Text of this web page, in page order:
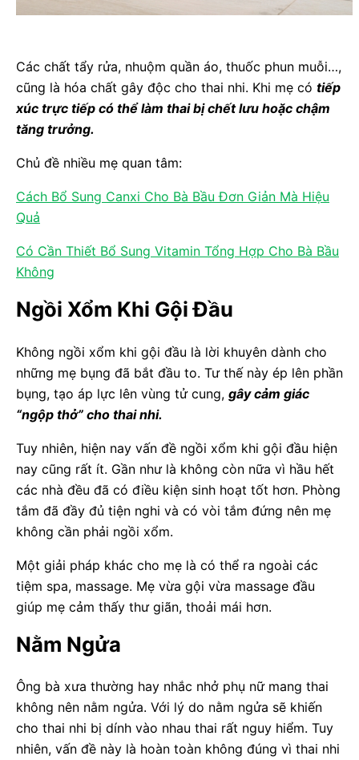
Các chất tẩy rửa, nhuộm quần áo, thuốc phun muỗi…,
cũng là hóa chất gây độc cho thai nhi. Khi mẹ có tiếp
xúc trực tiếp có thể làm thai bị chết lưu hoặc chậm
tăng trưởng.
Chủ đề nhiều mẹ quan tâm:
Cách Bổ Sung Canxi Cho Bà Bầu Đơn Giản Mà Hiệu
Quả
Có Cần Thiết Bổ Sung Vitamin Tổng Hợp Cho Bà Bầu
Không
Ngồi Xổm Khi Gội Đầu
Không ngồi xổm khi gội đầu là lời khuyên dành cho
những mẹ bụng đã bắt đầu to. Tư thế này ép lên phần
bụng, tạo áp lực lên vùng tử cung, gây cảm giác
“ngộp thở” cho thai nhi.
Tuy nhiên, hiện nay vấn đề ngồi xổm khi gội đầu hiện
nay cũng rất ít. Gần như là không còn nữa vì hầu hết
các nhà đều đã có điều kiện sinh hoạt tốt hơn. Phòng
tắm đã đầy đủ tiện nghi và có vòi tắm đứng nên mẹ
không cần phải ngồi xổm.
Một giải pháp khác cho mẹ là có thể ra ngoài các
tiệm spa, massage. Mẹ vừa gội vừa massage đầu
giúp mẹ cảm thấy thư giãn, thoải mái hơn.
Nằm Ngửa
Ông bà xưa thường hay nhắc nhở phụ nữ mang thai
không nên nằm ngửa. Với lý do nằm ngửa sẽ khiến
cho thai nhi bị dính vào nhau thai rất nguy hiểm. Tuy
nhiên, vấn đề này là hoàn toàn không đúng vì thai nhi